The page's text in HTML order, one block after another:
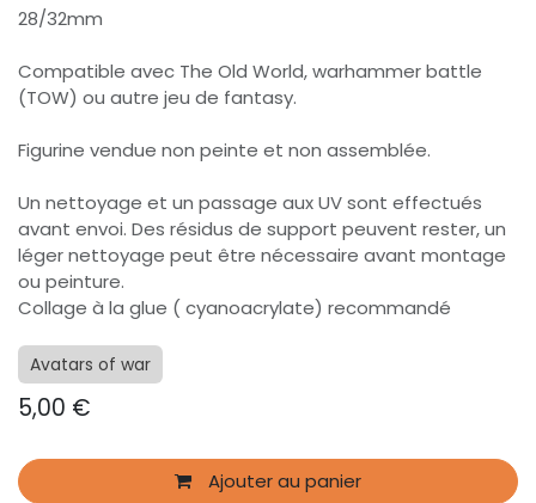
28/32mm
Compatible avec The Old World, warhammer battle
(TOW) ou autre jeu de fantasy.
Figurine vendue non peinte et non assemblée.
Un nettoyage et un passage aux UV sont effectués
avant envoi. Des résidus de support peuvent rester, un
léger nettoyage peut être nécessaire avant montage
ou peinture.
Collage à la glue ( cyanoacrylate) recommandé
Avatars of war
5,00 €
Ajouter au panier